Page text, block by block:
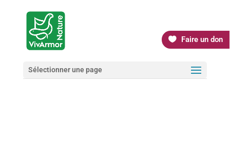
Faire un don
Sélectionner une page